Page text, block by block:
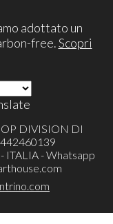
adottato un
free.Scopri
DIVISION DI
ITALIA - Whatsapp